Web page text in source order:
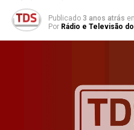
Publicado 3 anos atrás
Por Rádio e Televisão